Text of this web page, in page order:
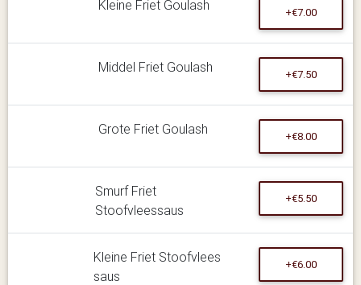
Kleine Friet Goulash +€7.00
Middel Friet Goulash +€7.50
Grote Friet Goulash +€8.00
Smurf Friet
Stoofvleessaus
+€5.50
Kleine Friet Stoofvlees
saus
+€6.00